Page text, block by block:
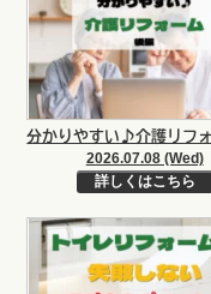
2026.07.08 (Wed)
詳しくはこちら